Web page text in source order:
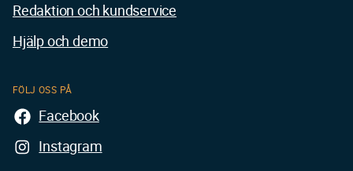
Redaktion och kundservice
Hjälp och demo
FÖLJ OSS PÅ
Facebook
Instagram